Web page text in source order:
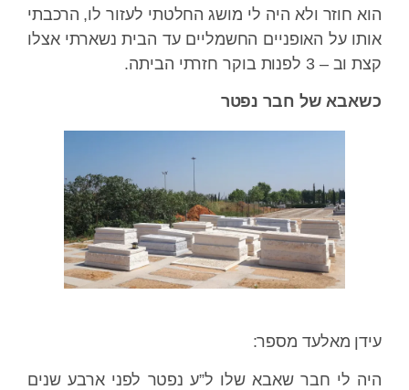
הוא חוזר ולא היה לי מושג החלטתי לעזור לו, הרכבתי
אותו על האופניים החשמליים עד הבית נשארתי אצלו
קצת וב – 3 לפנות בוקר חזרתי הביתה.
כשאבא של חבר נפטר
עידן מאלעד מספר:
היה לי חבר שאבא שלו ל”ע נפטר לפני ארבע שנים